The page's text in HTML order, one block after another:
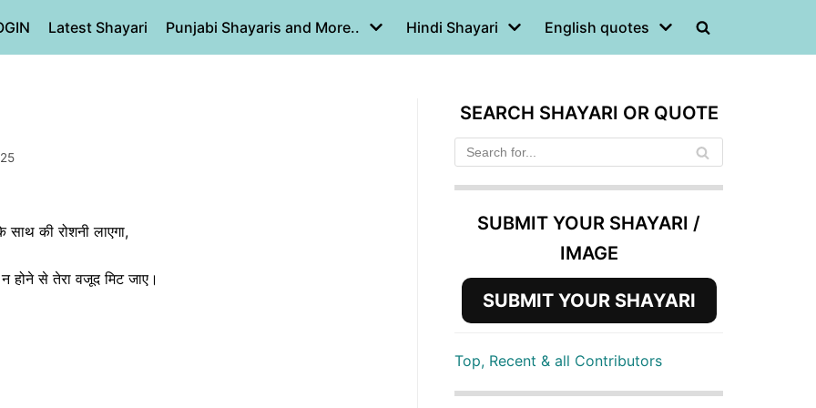
Latest Shayari Punjabi Shayaris and More.. Hindi Shayari English quotes
साथ की रोशनी लाएगा,
होने से तेरा वजूद मिट जाए।
SEARCH SHAYARI OR QUOTE
SUBMIT YOUR SHAYARI /
IMAGE
SUBMIT YOUR SHAYARI
Top, Recent & all Contributors